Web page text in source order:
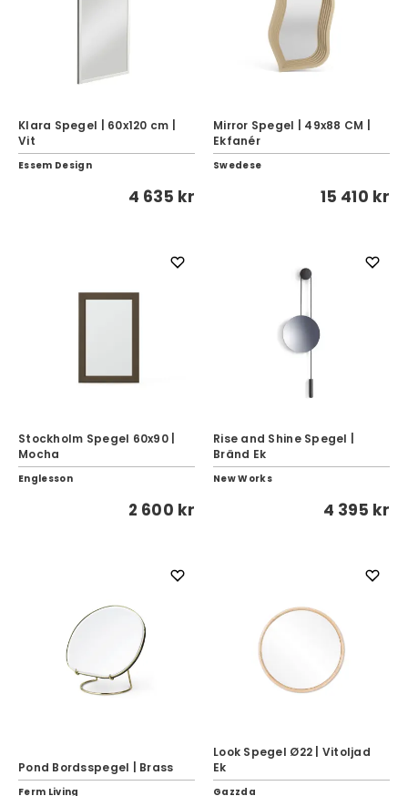
Klara Spegel | 60x120 cm |
Vit
Essem Design
4 635 kr
Mirror Spegel | 49x88 CM |
Ekfanér
Swedese
15 410 kr
Stockholm Spegel 60x90 |
Mocha
Englesson
2 600 kr
Rise and Shine Spegel |
Bränd Ek
New Works
4 395 kr
Pond Bordsspegel | Brass
Ferm Living
Look Spegel Ø22 | Vitoljad
Ek
Gazzda